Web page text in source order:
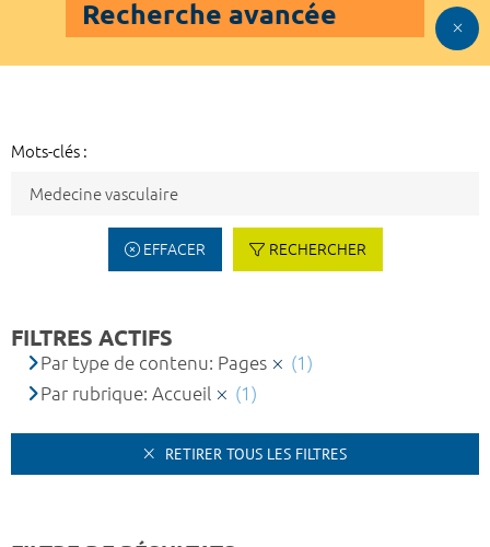
Recherche avancée
Mots-clés :
EFFACER RECHERCHER
FILTRES ACTIFS
Par type de contenu: Pages
(1)
Par rubrique: Accueil
(1)
RETIRER TOUS LES FILTRES